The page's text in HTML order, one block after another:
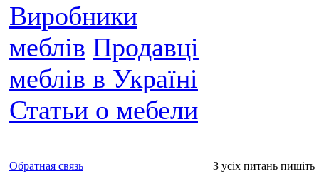
Виробники
меблів Продавці
меблів в Україні
Статьи о мебели
Обратная связь
З усіх питань пишіть